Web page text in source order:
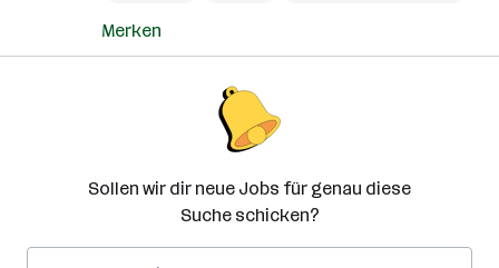
Merken
Sollen wir dir neue Jobs für genau diese
Suche schicken?